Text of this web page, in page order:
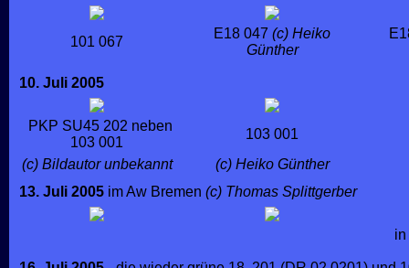
101 067
E18 047 (c) Heiko
Günther
10. Juli 2005
PKP SU45 202 neben
103 001
103 001
(c) Bildautor unbekannt
(c) Heiko Günther
13. Juli 2005 im Aw Bremen (c) Thomas Splittgerber